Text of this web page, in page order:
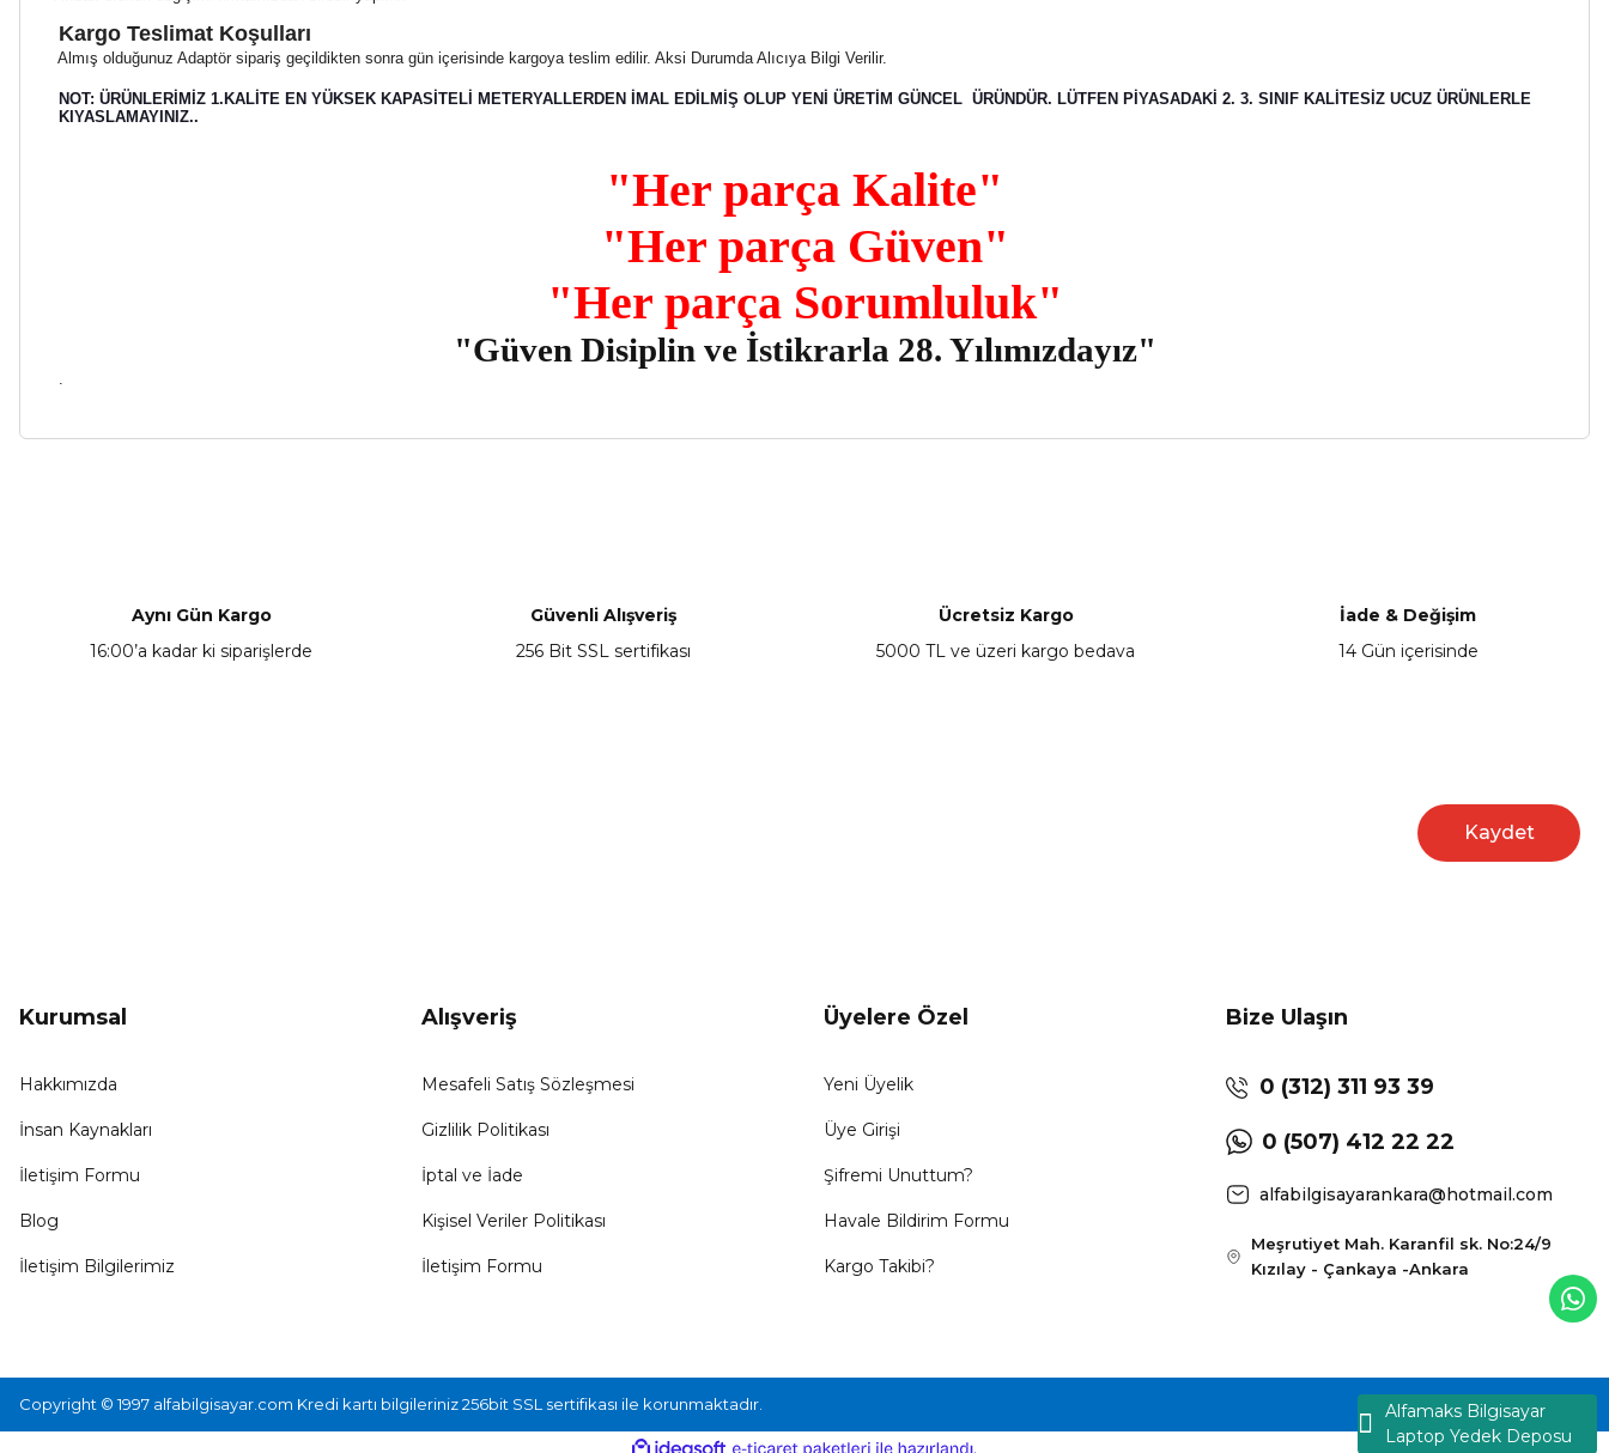
Alfamaks Bilgisayar
Laptop Yedek Deposu
Kargo Teslimat Koşulları
Almış olduğunuz Adaptör sipariş geçildikten sonra gün içerisinde kargoya teslim edilir. Aksi Durumda Alıcıya Bilgi Verilir.
NOT: ÜRÜNLERİMİZ 1.KALİTE EN YÜKSEK KAPASİTELİ METERYALLERDEN İMAL EDİLMİŞ OLUP YENİ ÜRETİM GÜNCEL ÜRÜNDÜR. LÜTFEN PİYASADAKİ 2. 3. SINIF KALİTESİZ UCUZ ÜRÜNLERLE
KIYASLAMAYINIZ..
"Her parça Kalite"
"Her parça Güven"
"Her parça Sorumluluk"
"Güven Disiplin ve İstikrarla 28. Yılımızdayız"
.
Ürün açıklamasında eksik bilgiler bulunuyor.
Ürün bilgilerinde hatalar bulunuyor.
Aynı Gün Kargo
16:00’a kadar ki siparişlerde
Güvenli Alışveriş
256 Bit SSL sertifikası
Ücretsiz Kargo
5000 TL ve üzeri kargo bedava
İade & Değişim
14 Gün içerisinde
Kaydet
Kurumsal
Hakkımızda
İnsan Kaynakları
İletişim Formu
Blog
İletişim Bilgilerimiz
Alışveriş
Mesafeli Satış Sözleşmesi
Gizlilik Politikası
İptal ve İade
Kişisel Veriler Politikası
İletişim Formu
Üyelere Özel
Yeni Üyelik
Üye Girişi
Şifremi Unuttum?
Havale Bildirim Formu
Kargo Takibi?
Bize Ulaşın
0 (312) 311 93 39
0 (507) 412 22 22
alfabilgisayarankara@hotmail.com
Meşrutiyet Mah. Karanfil sk. No:24/9
Kızılay - Çankaya -Ankara
Copyright © 1997 alfabilgisayar.com Kredi kartı bilgileriniz 256bit SSL sertifikası ile korunmaktadır.
ideasoft e-